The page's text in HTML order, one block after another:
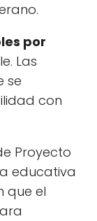
por
Las
se
con
Proyecto
educativa
que el